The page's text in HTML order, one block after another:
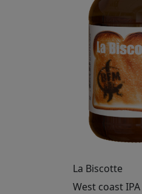
La Biscotte
West coast IPA